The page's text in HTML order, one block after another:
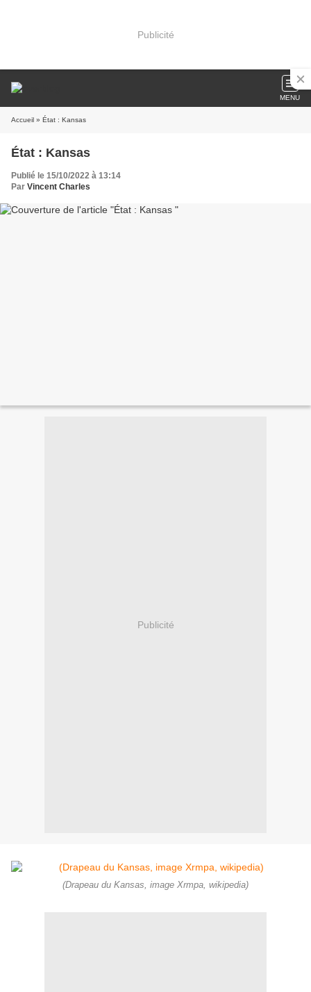
Publicité
MENU
Accueil » État : Kansas
État : Kansas
Publié le 15/10/2022 à 13:14
Par Vincent Charles
Publicité
(Drapeau du Kansas, image Xrmpa, wikipedia)